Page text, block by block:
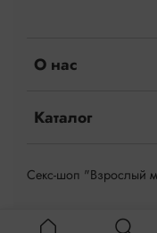
О нас
Каталог
Секс-шоп